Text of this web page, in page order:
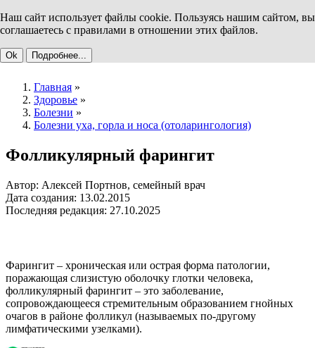
Наш сайт использует файлы cookie. Пользуясь нашим сайтом, вы
соглашаетесь с правилами в отношении этих файлов.
Ok Подробнее...
Главная »
Здоровье »
Болезни »
Болезни уха, горла и носа (отоларингология)
Фолликулярный фарингит
Автор: Алексей Портнов, семейный врач
Дата создания: 13.02.2015
Последняя редакция: 27.10.2025
Фарингит – хроническая или острая форма патологии,
поражающая слизистую оболочку глотки человека,
фолликулярный фарингит – это заболевание,
сопровождающееся стремительным образованием гнойных
очагов в районе фолликул (называемых по-другому
лимфатическими узелками).